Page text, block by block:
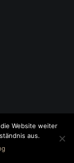
Website weiter
aus.